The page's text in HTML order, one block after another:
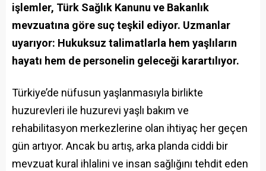
işlemler, Türk Sağlık Kanunu ve Bakanlık
mevzuatına göre suç teşkil ediyor. Uzmanlar
uyarıyor: Hukuksuz talimatlarla hem yaşlıların
hayatı hem de personelin geleceği karartılıyor.
Türkiye’de nüfusun yaşlanmasıyla birlikte
huzurevleri ile huzurevi yaşlı bakım ve
rehabilitasyon merkezlerine olan ihtiyaç her geçen
gün artıyor. Ancak bu artış, arka planda ciddi bir
mevzuat kural ihlalini ve insan sağlığını tehdit eden